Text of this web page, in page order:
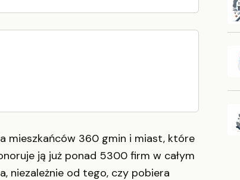
mieszkańców 360 gmin i miast, które
ją już ponad 5300 firm w całym
niezależnie od tego, czy pobiera